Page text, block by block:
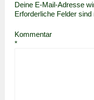
Deine E-Mail-Adresse
Erforderliche Felder
Kommentar
*